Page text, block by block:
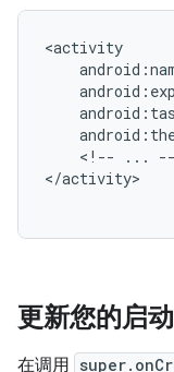
<!--
...
</activity>
更新您的启
在调用